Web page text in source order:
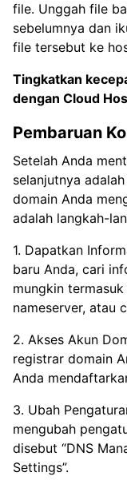
file. Unggah file
sebelumnya dan
file tersebut ke
Tingkatkan
dengan Cloud
Pembaruan
Setelah Anda
selanjutnya
domain Anda
adalah langkah-
1. Dapatkan
baru Anda, cari
mungkin
nameserver, atau
2. Akses Akun
registrar domain
Anda
3. Ubah
mengubah
disebut “DNS
Settings”.